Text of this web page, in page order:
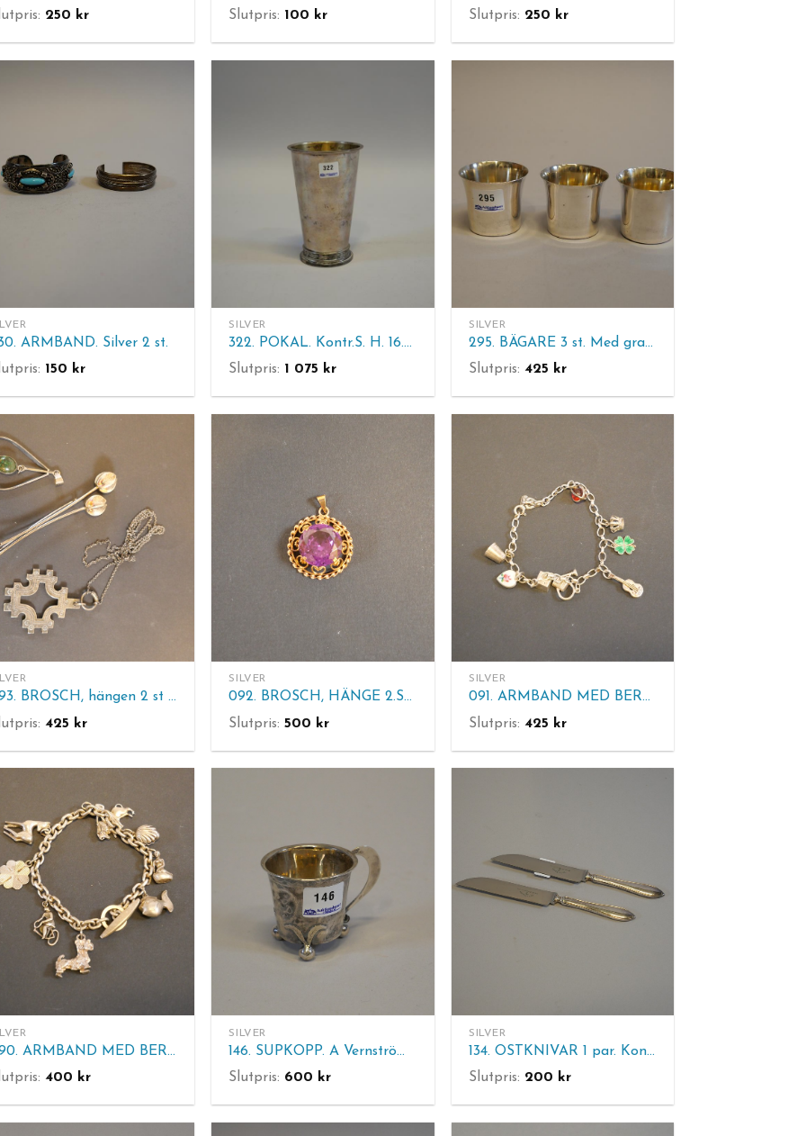
250 kr
Slutpris: 100 kr
Slutpris: 250 kr
ARMBAND. Silver 2 st.
150 kr
SILVER
322. POKAL. Kontr.S. H. 16.5 cm Vikt 200 gram
Slutpris: 1 075 kr
SILVER
295. BÄGARE 3 st. Med gravyr. Vikt 116 gram
Slutpris: 425 kr
093. BROSCH, hängen 2 st och halsband. Silver.
425 kr
SILVER
092. BROSCH, HÄNGE 2.ST, HALSKEDJA
Slutpris: 500 kr
SILVER
091. ARMBAND MED BERLOCKER. 835 silver
Slutpris: 425 kr
090. ARMBAND MED BERLOCKER. Stearling silver.
400 kr
SILVER
146. SUPKOPP. A Vernström, Eksjö. Silver. F3 1812. H 5,2 cm.
Slutpris: 600 kr
SILVER
134. OSTKNIVAR 1 par. Kontr.S. Bruttovikt
Slutpris: 200 kr